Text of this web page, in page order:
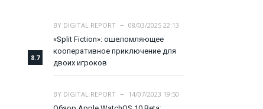
8.7
BY DIGITAL REPORT
08/03/2025 22:13
«Split Fiction»: ошеломляющее
кооперативное приключение для
двоих игроков
BY DIGITAL REPORT
14/07/2023 19:50